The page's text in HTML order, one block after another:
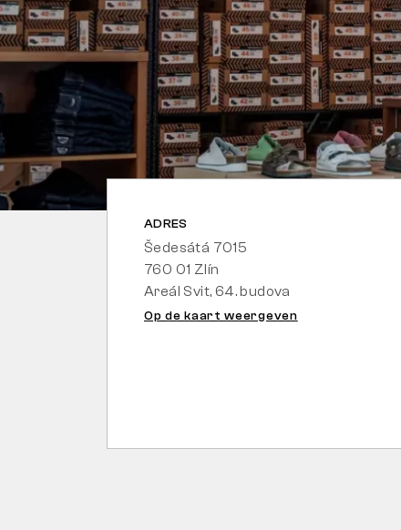
ADRES
Šedesátá 7015
760 01 Zlín
Areál Svit, 64. budova
Op de kaart weergeven